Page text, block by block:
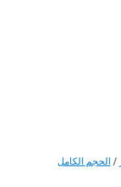
/الحجم الكامل